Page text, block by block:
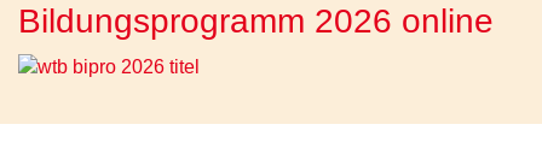
Bildungsprogramm 2026 online